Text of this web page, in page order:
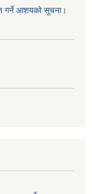
गर्ने आशयको सूचना।